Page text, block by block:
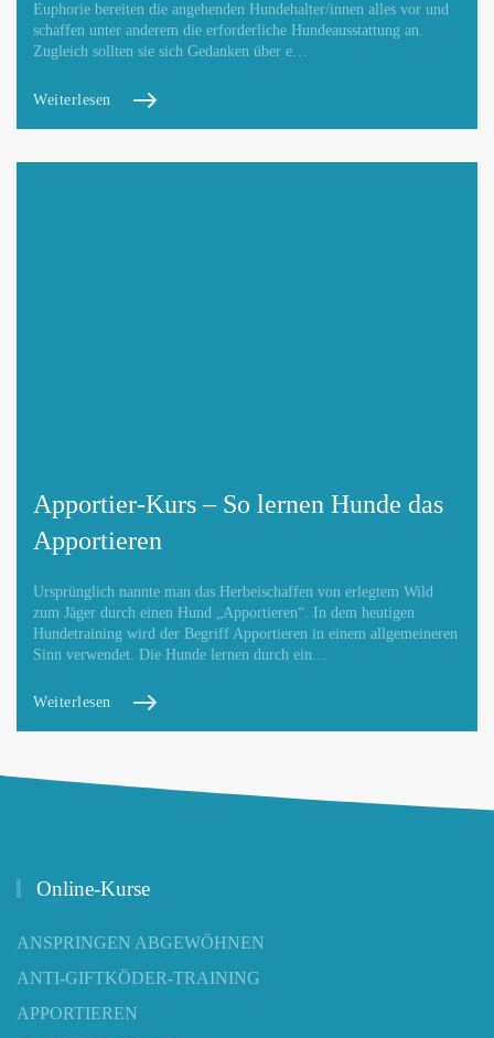
Euphorie bereiten die angehenden Hundehalter/innen alles vor und
schaffen unter anderem die erforderliche Hundeausstattung an.
Zugleich sollten sie sich Gedanken über e…
Weiterlesen
Apportier-Kurs – So lernen Hunde das
Apportieren
Ursprünglich nannte man das Herbeischaffen von erlegtem Wild
zum Jäger durch einen Hund „Apportieren“. In dem heutigen
Hundetraining wird der Begriff Apportieren in einem allgemeineren
Sinn verwendet. Die Hunde lernen durch ein…
Weiterlesen
Online-Kurse
ANSPRINGEN ABGEWÖHNEN
ANTI-GIFTKÖDER-TRAINING
APPORTIEREN